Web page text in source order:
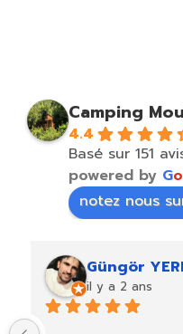
Camping
4.4
Basé sur 151
powered by Go
notez nous
Güngör
il y a 2 ans